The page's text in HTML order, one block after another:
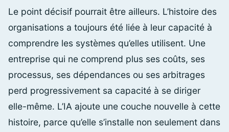
Le point décisif pourrait être ailleurs. L’histoire des
organisations a toujours été liée à leur capacité à
comprendre les systèmes qu’elles utilisent. Une
entreprise qui ne comprend plus ses coûts, ses
processus, ses dépendances ou ses arbitrages
perd progressivement sa capacité à se diriger
elle-même. L’IA ajoute une couche nouvelle à cette
histoire, parce qu’elle s’installe non seulement dans